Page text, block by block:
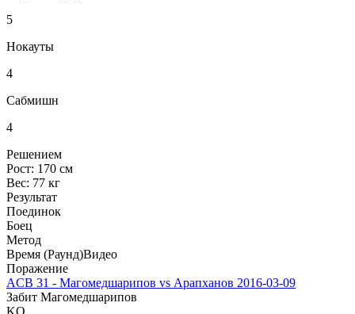
5
Нокауты
4
Сабмишн
4
Решением
Рост: 170 см
Вес: 77 кг
Результат
Поединок
Боец
Метод
Время (Раунд)Видео
Поражение
ACB 31 - Магомедшарипов vs Арапханов 2016-03-09
Забит Магомедшарипов
KO